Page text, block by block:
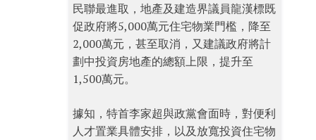
民聯最進取，地產及建造界議員龍漢標既
促政府將5,000萬元住宅物業門檻，降至
2,000萬元，甚至取消，又建議政府將計
劃中投資房地產的總額上限，提升至
1,500萬元。
據知，特首李家超與政黨會面時，對便利
人才置業具體安排，以及放寬投資住宅物